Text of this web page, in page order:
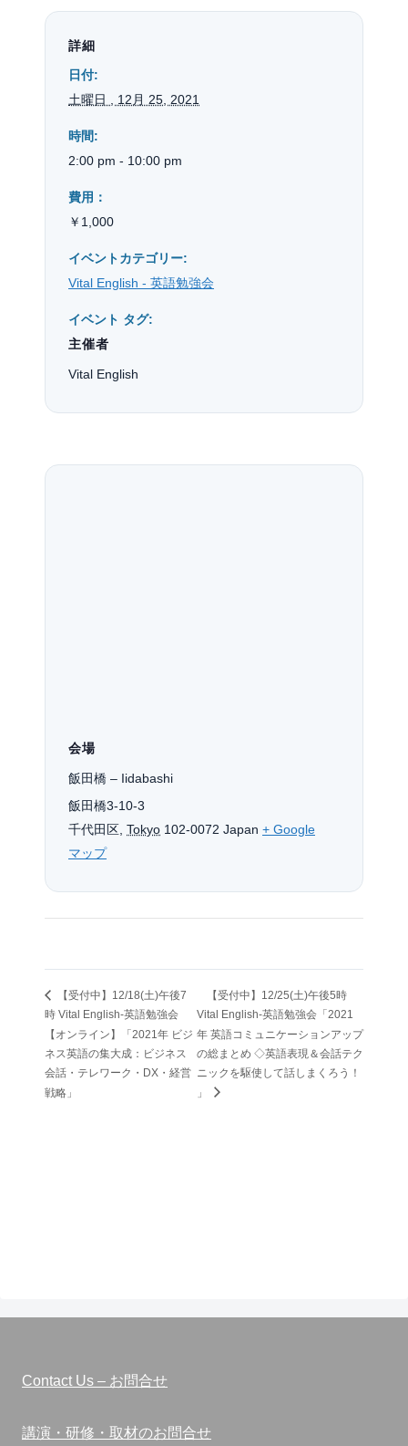
詳細
日付:
土曜日 , 12月 25, 2021
時間:
2:00 pm - 10:00 pm
費用：
￥1,000
イベントカテゴリー:
Vital English - 英語勉強会
イベント タグ:
主催者
Vital English
会場
飯田橋 – Iidabashi
飯田橋3-10-3
千代田区 Tokyo 102-0072 Japan + Google
マップ
【受付中】12/18(土)午後7
時 Vital English-英語勉強会
【オンライン】「2021年 ビジ
ネス英語の集大成：ビジネス
会話・テレワーク・DX・経営
戦略」
【受付中】12/25(土)午後5時
Vital English-英語勉強会「2021
年 英語コミュニケーションアップ
の総まとめ ◇英語表現＆会話テク
ニックを駆使して話しまくろう！
」
Contact Us – お問合せ
講演・研修・取材のお問合せ